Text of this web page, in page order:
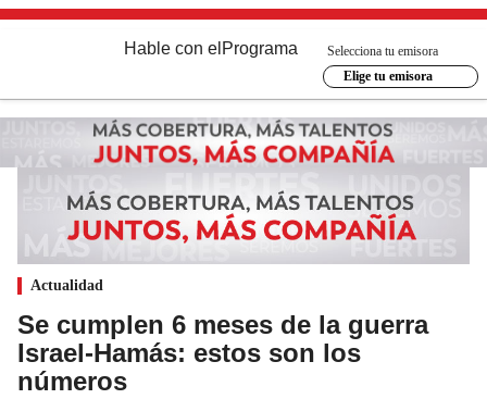
Hable con el Programa
Selecciona tu emisora
Elige tu emisora
Actualidad
Se cumplen 6 meses de la guerra
Israel-Hamás: estos son los
números